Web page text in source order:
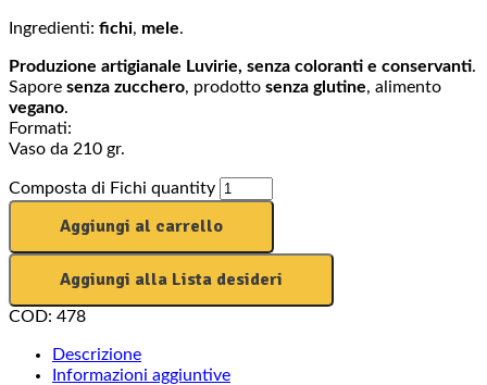
Ingredienti: fichi, mele.
Produzione artigianale Luvirie, senza coloranti e conservanti.
Sapore senza zucchero, prodotto senza glutine, alimento
vegano.
Formati:
Vaso da 210 gr.
Composta di Fichi quantity
Aggiungi al carrello
Aggiungi alla Lista desideri
COD: 478
Descrizione
Informazioni aggiuntive